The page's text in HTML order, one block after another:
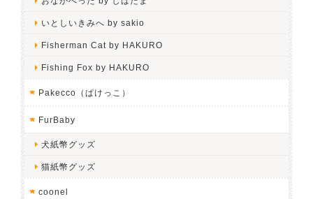
いとしいきみへ by sakio
Fisherman Cat by HAKURO
Fishing Fox by HAKURO
Pakecco（ぱけっこ）
FurBaby
犬紙幣グッズ
猫紙幣グッズ
coonel